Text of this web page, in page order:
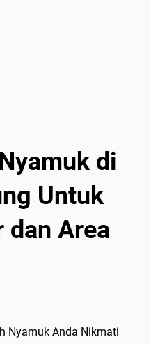
di
Untuk
dan Area
Nyamuk Anda Nikmati